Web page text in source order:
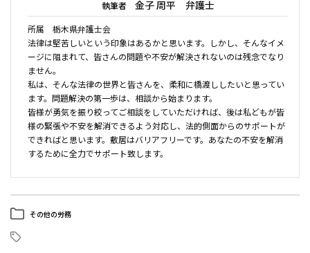
執筆者 金子 周平 弁護士
所属 栃木県弁護士会
法律は堅苦しいという印象はあるかと思います。しかし、そんなイメ
ージに阻まれて、皆さんの問題や不安が解決されないのは残念でなり
ません。
私は、そんな法律の世界と皆さんを、柔和に橋渡ししたいと思ってい
ます。問題解決の第一歩は、相談から始まります。
皆様が勇気を振り絞ってご相談をしていただければ、後は私どもが皆
様の緊張や不安を解消できるよう対応し、法的側面からのサポートが
できればと思います。敷居はバリアフリーです。あなたの不安を解消
するために全力でサポート致します。
その他の労務